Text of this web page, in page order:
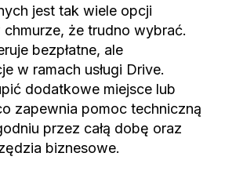
jest tak wiele opcji
że trudno wybrać.
bezpłatne, ale
w ramach usługi Drive.
dodatkowe miejsce lub
zapewnia pomoc techniczną
przez całą dobę oraz
biznesowe.